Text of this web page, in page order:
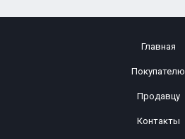
Главная
Покупателю
Продавцу
Контакты